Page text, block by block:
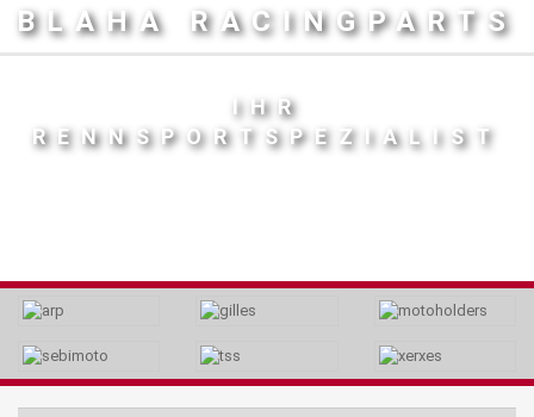
BLAHA RACINGPARTS
IHR
RENNSPORTSPEZIALIST